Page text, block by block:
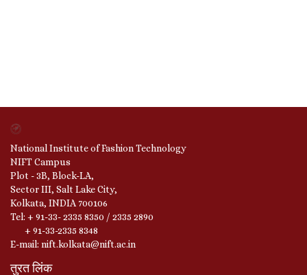
National Institute of Fashion Technology
NIFT Campus
Plot - 3B, Block-LA,
Sector III, Salt Lake City,
Kolkata, INDIA 700106
Tel: + 91-33- 2335 8350 / 2335 2890
+ 91-33-2335 8348
E-mail: nift.kolkata@nift.ac.in
तुरत लिंक